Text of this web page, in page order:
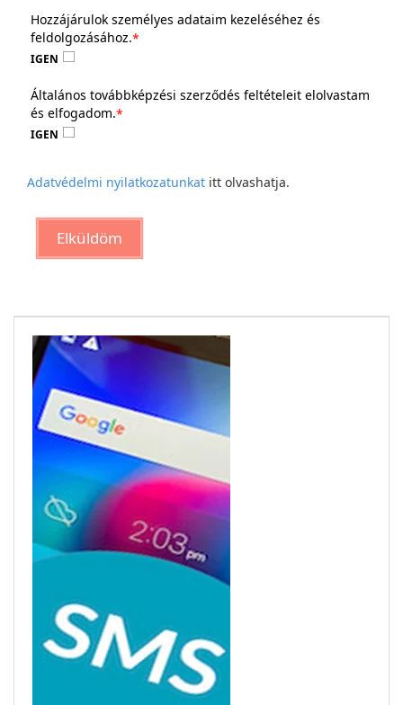
Hozzájárulok személyes adataim kezeléséhez és
feldolgozásához.*
IGEN
Általános továbbképzési szerződés feltételeit elolvastam
és elfogadom.*
IGEN
Adatvédelmi nyilatkozatunkat itt olvashatja.
Elküldöm